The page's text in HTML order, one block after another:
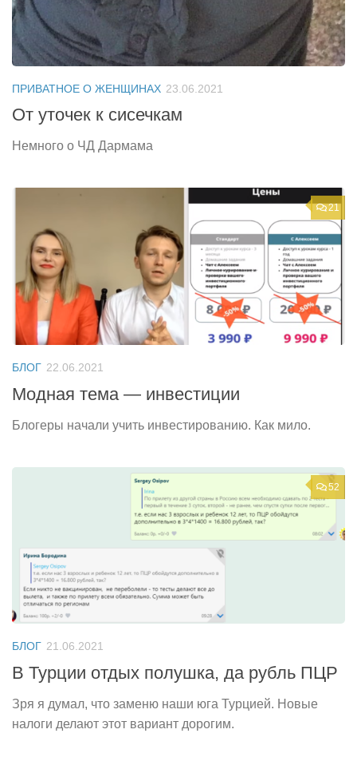
ПРИВАТНОЕ О ЖЕНЩИНАХ 23.06.2021
От уточек к сисечкам
Немного о ЧД Дармама
21
БЛОГ 22.06.2021
Модная тема — инвестиции
Блогеры начали учить инвестированию. Как мило.
52
БЛОГ 21.06.2021
В Турции отдых полушка, да рубль ПЦР
Зря я думал, что заменю наши юга Турцией. Новые
налоги делают этот вариант дорогим.